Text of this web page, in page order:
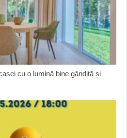
cu o lumină bine gândită și